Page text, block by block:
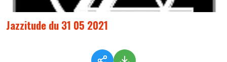
Jazzitude du 31 05 2021